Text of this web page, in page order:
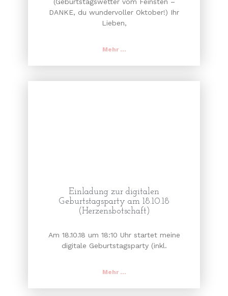
(Geburtstagswetter vom Feinsten –
DANKE, du wundervoller Oktober!) Ihr
Lieben,
Mehr ...
Einladung zur digitalen
Geburtstagsparty am 18.10.18
(Herzensbotschaft)
Am 18.10.18 um 18:10 Uhr startet meine
digitale Geburtstagsparty (inkl.
Mehr ...